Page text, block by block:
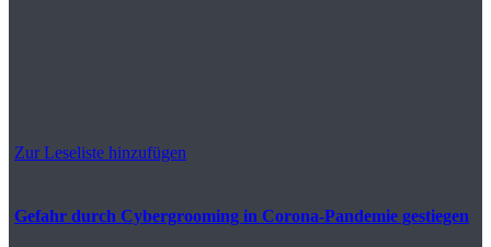
Zur Leseliste hinzufügen
Gefahr durch Cybergrooming in Corona-Pandemie gestiegen